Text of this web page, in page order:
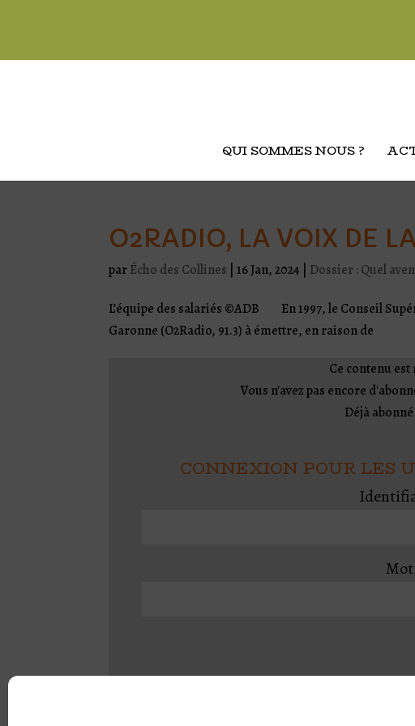
QUI SOMMES NOUS ?
O2RADIO, LA VOIX DE
parÉcho des Collines |16 Jan, 2024 Dossier : Quel
L’équipe des salariés ©ADB En 1997, le Conseil
Garonne (O2Radio, 91.3) à émettre, en raison de
Ce contenu
Vous n'avez pas encore
Déjà
CONNEXION POUR LES
Mot